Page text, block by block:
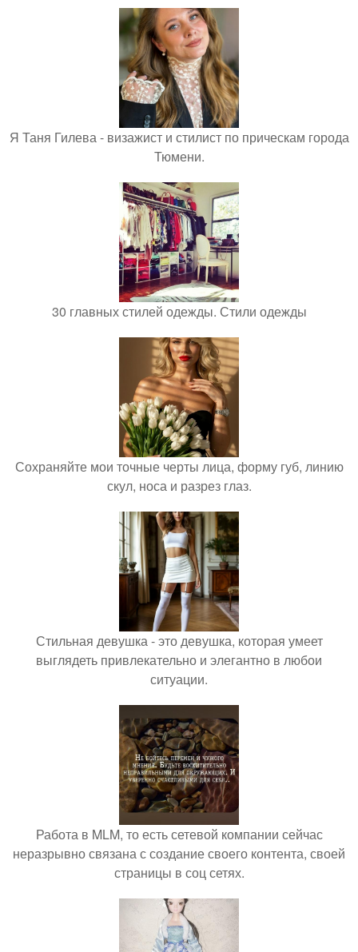
Я Таня Гилева - визажист и стилист по прическам города
Тюмени.
30 главных стилей одежды. Стили одежды
Сохраняйте мои точные черты лица, форму губ, линию
скул, носа и разрез глаз.
Стильная девушка - это девушка, которая умеет
выглядеть привлекательно и элегантно в любои
ситуации.
Работа в MLM, то есть сетевой компании сейчас
неразрывно связана с создание своего контента, своей
страницы в соц сетях.